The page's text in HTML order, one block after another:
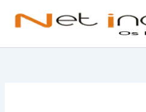
conteúdo